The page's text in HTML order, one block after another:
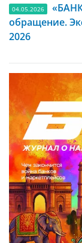
04.05.2026
обращение.
2026